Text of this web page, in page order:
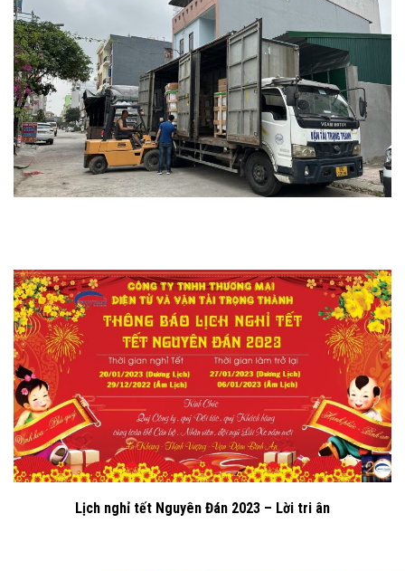
Lịch nghỉ tết Nguyên Đán 2023 – Lời tri ân